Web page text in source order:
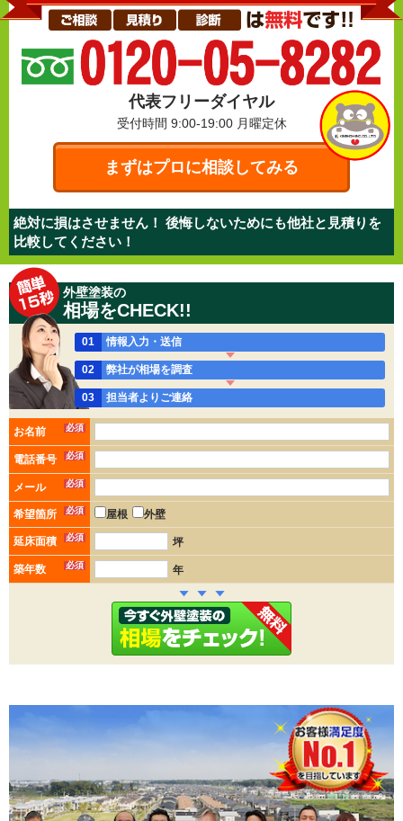
代表フリーダイヤル
受付時間 9:00-19:00 月曜定休
まずはプロに相談してみる
絶対に損はさせません！ 後悔しないためにも他社と見積りを
比較してください！
外壁塗装の
相場をCHECK!!
01 情報入力・送信
02 弊社が相場を調査
03 担当者よりご連絡
お名前 必須
電話番号 必須
メール 必須
希望箇所 必須 屋根 外壁
延床面積 必須 坪
築年数 必須 年